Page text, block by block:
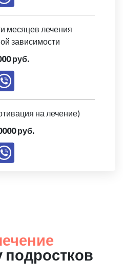
месяцев лечения
зависимости
руб.
на лечение)
руб.
подростков